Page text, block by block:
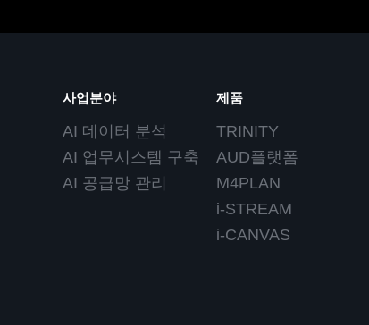
사업분야
AI 데이터 분석
AI 업무시스템 구축
AI 공급망 관리
제품
TRINITY
AUD플랫폼
M4PLAN
i-STREAM
i-CANVAS